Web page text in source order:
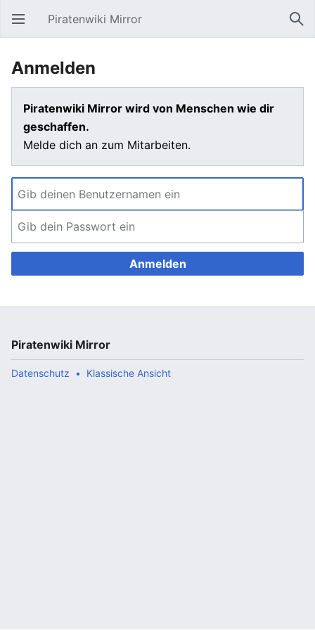
Hauptmenü öffnen Piratenwiki Mirror
Anmelden
Piratenwiki Mirror wird von Menschen wie dir
geschaffen.
Melde dich an zum Mitarbeiten.
Anmelden
Piratenwiki Mirror
Datenschutz Klassische Ansicht